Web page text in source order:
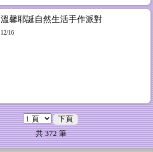
溫馨耶誕自然生活手作派對
12/16
下頁
共372筆